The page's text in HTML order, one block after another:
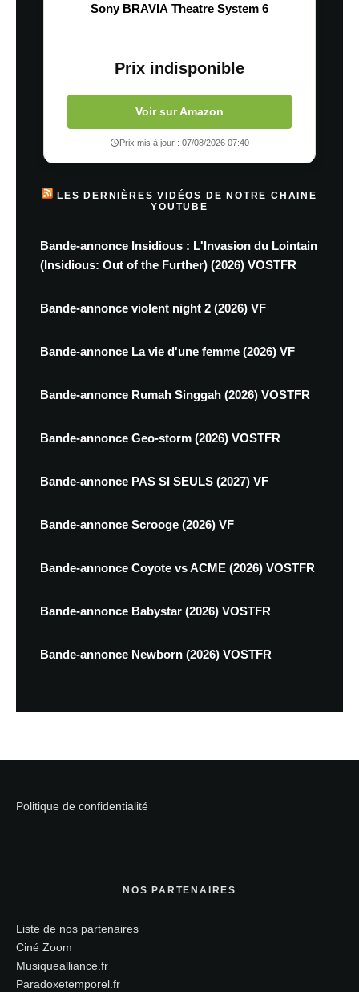
Sony BRAVIA Theatre System 6
Prix indisponible
Voir sur Amazon
Prix mis à jour : 07/08/2026 07:40
LES DERNIÈRES VIDÉOS DE NOTRE CHAINE
YOUTUBE
Bande-annonce Insidious : L'Invasion du Lointain
(Insidious: Out of the Further) (2026) VOSTFR
Bande-annonce violent night 2 (2026) VF
Bande-annonce La vie d'une femme (2026) VF
Bande-annonce Rumah Singgah (2026) VOSTFR
Bande-annonce Geo-storm (2026) VOSTFR
Bande-annonce PAS SI SEULS (2027) VF
Bande-annonce Scrooge (2026) VF
Bande-annonce Coyote vs ACME (2026) VOSTFR
Bande-annonce Babystar (2026) VOSTFR
Bande-annonce Newborn (2026) VOSTFR
Politique de confidentialité
NOS PARTENAIRES
Liste de nos partenaires
Ciné Zoom
Musiquealliance.fr
Paradoxetemporel.fr